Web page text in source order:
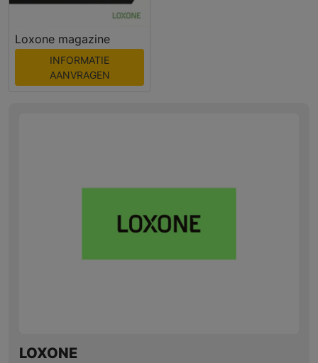
Loxone magazine
INFORMATIE
AANVRAGEN
LOXONE